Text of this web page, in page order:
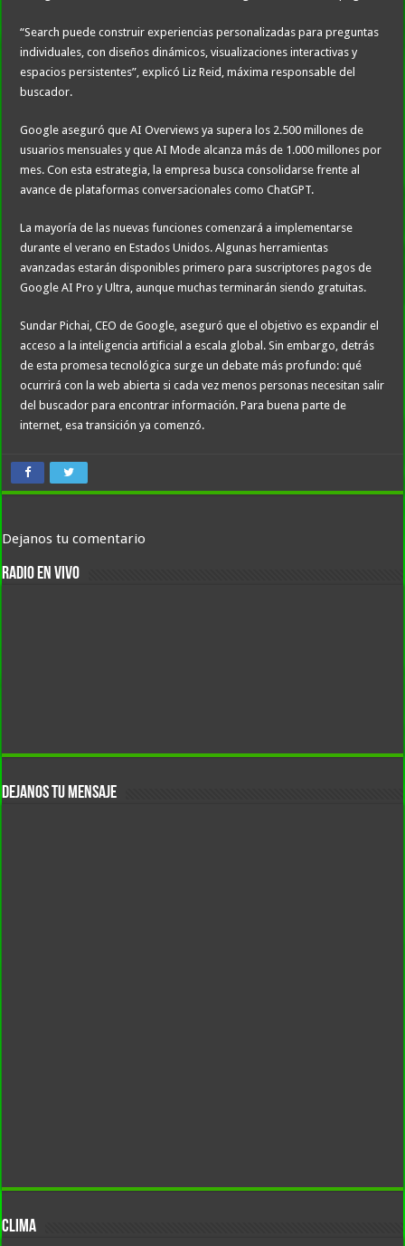
“Search puede construir experiencias personalizadas para preguntas
individuales, con diseños dinámicos, visualizaciones interactivas y
espacios persistentes”, explicó Liz Reid, máxima responsable del
buscador.
Google aseguró que AI Overviews ya supera los 2.500 millones de
usuarios mensuales y que AI Mode alcanza más de 1.000 millones por
mes. Con esta estrategia, la empresa busca consolidarse frente al
avance de plataformas conversacionales como ChatGPT.
La mayoría de las nuevas funciones comenzará a implementarse
durante el verano en Estados Unidos. Algunas herramientas
avanzadas estarán disponibles primero para suscriptores pagos de
Google AI Pro y Ultra, aunque muchas terminarán siendo gratuitas.
Sundar Pichai, CEO de Google, aseguró que el objetivo es expandir el
acceso a la inteligencia artificial a escala global. Sin embargo, detrás
de esta promesa tecnológica surge un debate más profundo: qué
ocurrirá con la web abierta si cada vez menos personas necesitan salir
del buscador para encontrar información. Para buena parte de
internet, esa transición ya comenzó.
Dejanos tu comentario
RADIO EN VIVO
DEJANOS TU MENSAJE
CLIMA